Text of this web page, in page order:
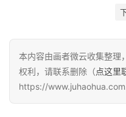
本内容由画者微云收集整理
权利，请联系删除（点这里
https://